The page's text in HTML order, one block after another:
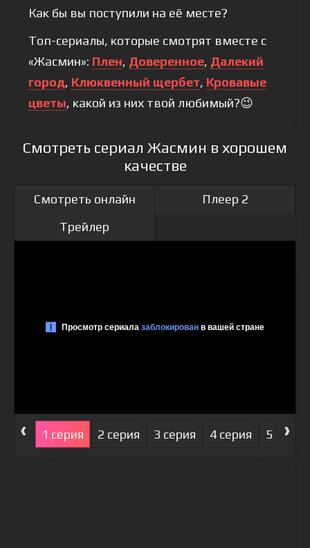
Как бы вы поступили на её месте?
Топ-сериалы, которые смотрят вместе с
«Жасмин»: Плен, Доверенное, Далекий
город, Клюквенный щербет, Кровавые
цветы, какой из них твой любимый?😉
Смотреть сериал Жасмин в хорошем
качестве
Смотреть онлайн
Плеер 2
Трейлер
‹ 1 серия 2 серия 3 серия 4 серия 5 серия
›